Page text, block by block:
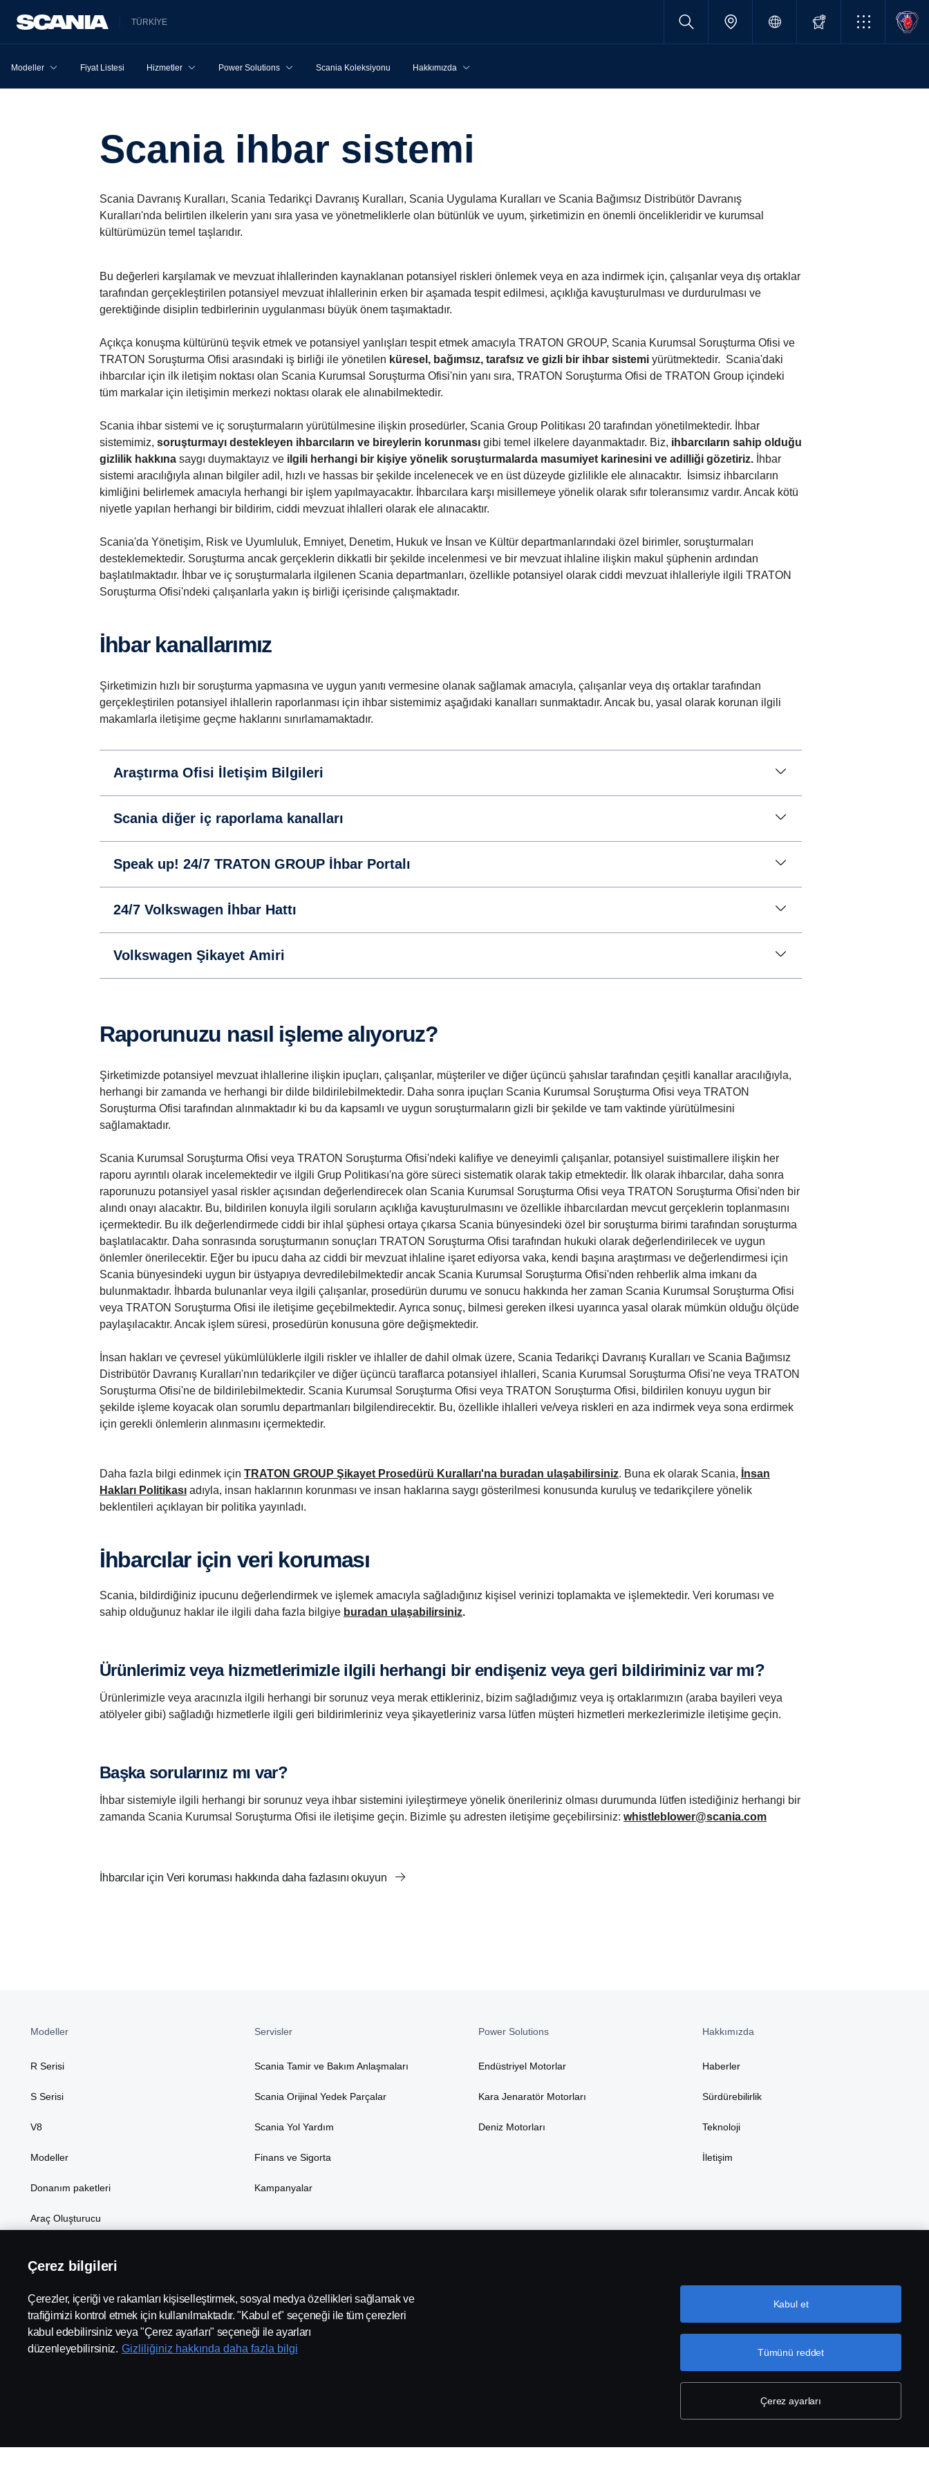
TÜRKİYE
Modeller Fiyat Listesi Hizmetler Power Solutions Scania Koleksiyonu Hakkımızda
Scania ihbar sistemi
Scania Davranış Kuralları, Scania Tedarikçi Davranış Kuralları, Scania Uygulama Kuralları ve Scania Bağımsız Distribütör Davranış
Kuralları'nda belirtilen ilkelerin yanı sıra yasa ve yönetmeliklerle olan bütünlük ve uyum, şirketimizin en önemli öncelikleridir ve kurumsal
kültürümüzün temel taşlarıdır.
Bu değerleri karşılamak ve mevzuat ihlallerinden kaynaklanan potansiyel riskleri önlemek veya en aza indirmek için, çalışanlar veya dış ortaklar
tarafından gerçekleştirilen potansiyel mevzuat ihlallerinin erken bir aşamada tespit edilmesi, açıklığa kavuşturulması ve durdurulması ve
gerektiğinde disiplin tedbirlerinin uygulanması büyük önem taşımaktadır.
Açıkça konuşma kültürünü teşvik etmek ve potansiyel yanlışları tespit etmek amacıyla TRATON GROUP, Scania Kurumsal Soruşturma Ofisi ve
TRATON Soruşturma Ofisi arasındaki iş birliği ile yönetilen küresel, bağımsız, tarafsız ve gizli bir ihbar sistemi yürütmektedir. Scania'daki
ihbarcılar için ilk iletişim noktası olan Scania Kurumsal Soruşturma Ofisi'nin yanı sıra, TRATON Soruşturma Ofisi de TRATON Group içindeki
tüm markalar için iletişimin merkezi noktası olarak ele alınabilmektedir.
Scania ihbar sistemi ve iç soruşturmaların yürütülmesine ilişkin prosedürler, Scania Group Politikası 20 tarafından yönetilmektedir. İhbar
sistemimiz, soruşturmayı destekleyen ihbarcıların ve bireylerin korunması gibi temel ilkelere dayanmaktadır. Biz, ihbarcıların sahip olduğu
gizlilik hakkına saygı duymaktayız ve ilgili herhangi bir kişiye yönelik soruşturmalarda masumiyet karinesini ve adilliği gözetiriz. İhbar
sistemi aracılığıyla alınan bilgiler adil, hızlı ve hassas bir şekilde incelenecek ve en üst düzeyde gizlilikle ele alınacaktır. İsimsiz ihbarcıların
kimliğini belirlemek amacıyla herhangi bir işlem yapılmayacaktır. İhbarcılara karşı misillemeye yönelik olarak sıfır toleransımız vardır. Ancak kötü
niyetle yapılan herhangi bir bildirim, ciddi mevzuat ihlalleri olarak ele alınacaktır.
Scania'da Yönetişim, Risk ve Uyumluluk, Emniyet, Denetim, Hukuk ve İnsan ve Kültür departmanlarındaki özel birimler, soruşturmaları
desteklemektedir. Soruşturma ancak gerçeklerin dikkatli bir şekilde incelenmesi ve bir mevzuat ihlaline ilişkin makul şüphenin ardından
başlatılmaktadır. İhbar ve iç soruşturmalarla ilgilenen Scania departmanları, özellikle potansiyel olarak ciddi mevzuat ihlalleriyle ilgili TRATON
Soruşturma Ofisi'ndeki çalışanlarla yakın iş birliği içerisinde çalışmaktadır.
İhbar kanallarımız
Şirketimizin hızlı bir soruşturma yapmasına ve uygun yanıtı vermesine olanak sağlamak amacıyla, çalışanlar veya dış ortaklar tarafından
gerçekleştirilen potansiyel ihlallerin raporlanması için ihbar sistemimiz aşağıdaki kanalları sunmaktadır. Ancak bu, yasal olarak korunan ilgili
makamlarla iletişime geçme haklarını sınırlamamaktadır.
Araştırma Ofisi İletişim Bilgileri
Scania diğer iç raporlama kanalları
Speak up! 24/7 TRATON GROUP İhbar Portalı
24/7 Volkswagen İhbar Hattı
Volkswagen Şikayet Amiri
Raporunuzu nasıl işleme alıyoruz?
Şirketimizde potansiyel mevzuat ihlallerine ilişkin ipuçları, çalışanlar, müşteriler ve diğer üçüncü şahıslar tarafından çeşitli kanallar aracılığıyla,
herhangi bir zamanda ve herhangi bir dilde bildirilebilmektedir. Daha sonra ipuçları Scania Kurumsal Soruşturma Ofisi veya TRATON
Soruşturma Ofisi tarafından alınmaktadır ki bu da kapsamlı ve uygun soruşturmaların gizli bir şekilde ve tam vaktinde yürütülmesini
sağlamaktadır.
Scania Kurumsal Soruşturma Ofisi veya TRATON Soruşturma Ofisi'ndeki kalifiye ve deneyimli çalışanlar, potansiyel suistimallere ilişkin her
raporu ayrıntılı olarak incelemektedir ve ilgili Grup Politikası'na göre süreci sistematik olarak takip etmektedir. İlk olarak ihbarcılar, daha sonra
raporunuzu potansiyel yasal riskler açısından değerlendirecek olan Scania Kurumsal Soruşturma Ofisi veya TRATON Soruşturma Ofisi'nden bir
alındı onayı alacaktır. Bu, bildirilen konuyla ilgili soruların açıklığa kavuşturulmasını ve özellikle ihbarcılardan mevcut gerçeklerin toplanmasını
içermektedir. Bu ilk değerlendirmede ciddi bir ihlal şüphesi ortaya çıkarsa Scania bünyesindeki özel bir soruşturma birimi tarafından soruşturma
başlatılacaktır. Daha sonrasında soruşturmanın sonuçları TRATON Soruşturma Ofisi tarafından hukuki olarak değerlendirilecek ve uygun
önlemler önerilecektir. Eğer bu ipucu daha az ciddi bir mevzuat ihlaline işaret ediyorsa vaka, kendi başına araştırması ve değerlendirmesi için
Scania bünyesindeki uygun bir üstyapıya devredilebilmektedir ancak Scania Kurumsal Soruşturma Ofisi'nden rehberlik alma imkanı da
bulunmaktadır. İhbarda bulunanlar veya ilgili çalışanlar, prosedürün durumu ve sonucu hakkında her zaman Scania Kurumsal Soruşturma Ofisi
veya TRATON Soruşturma Ofisi ile iletişime geçebilmektedir. Ayrıca sonuç, bilmesi gereken ilkesi uyarınca yasal olarak mümkün olduğu ölçüde
paylaşılacaktır. Ancak işlem süresi, prosedürün konusuna göre değişmektedir.
İnsan hakları ve çevresel yükümlülüklerle ilgili riskler ve ihlaller de dahil olmak üzere, Scania Tedarikçi Davranış Kuralları ve Scania Bağımsız
Distribütör Davranış Kuralları'nın tedarikçiler ve diğer üçüncü taraflarca potansiyel ihlalleri, Scania Kurumsal Soruşturma Ofisi'ne veya TRATON
Soruşturma Ofisi'ne de bildirilebilmektedir. Scania Kurumsal Soruşturma Ofisi veya TRATON Soruşturma Ofisi, bildirilen konuyu uygun bir
şekilde işleme koyacak olan sorumlu departmanları bilgilendirecektir. Bu, özellikle ihlalleri ve/veya riskleri en aza indirmek veya sona erdirmek
için gerekli önlemlerin alınmasını içermektedir.
Daha fazla bilgi edinmek için TRATON GROUP Şikayet Prosedürü Kuralları'na buradan ulaşabilirsiniz. Buna ek olarak Scania, İnsan
Hakları Politikası adıyla, insan haklarının korunması ve insan haklarına saygı gösterilmesi konusunda kuruluş ve tedarikçilere yönelik
beklentileri açıklayan bir politika yayınladı.
İhbarcılar için veri koruması
Scania, bildirdiğiniz ipucunu değerlendirmek ve işlemek amacıyla sağladığınız kişisel verinizi toplamakta ve işlemektedir. Veri koruması ve
sahip olduğunuz haklar ile ilgili daha fazla bilgiye buradan ulaşabilirsiniz.
Ürünlerimiz veya hizmetlerimizle ilgili herhangi bir endişeniz veya geri bildiriminiz var mı?
Ürünlerimizle veya aracınızla ilgili herhangi bir sorunuz veya merak ettikleriniz, bizim sağladığımız veya iş ortaklarımızın (araba bayileri veya
atölyeler gibi) sağladığı hizmetlerle ilgili geri bildirimleriniz veya şikayetleriniz varsa lütfen müşteri hizmetleri merkezlerimizle iletişime geçin.
Başka sorularınız mı var?
İhbar sistemiyle ilgili herhangi bir sorunuz veya ihbar sistemini iyileştirmeye yönelik önerileriniz olması durumunda lütfen istediğiniz herhangi bir
zamanda Scania Kurumsal Soruşturma Ofisi ile iletişime geçin. Bizimle şu adresten iletişime geçebilirsiniz: whistleblower@scania.com
İhbarcılar için Veri koruması hakkında daha fazlasını okuyun
Modeller
R Serisi
S Serisi
V8
Modeller
Donanım paketleri
Araç Oluşturucu
Servisler
Scania Tamir ve Bakım Anlaşmaları
Scania Orijinal Yedek Parçalar
Scania Yol Yardım
Finans ve Sigorta
Kampanyalar
Power Solutions
Endüstriyel Motorlar
Kara Jenaratör Motorları
Deniz Motorları
Hakkımızda
Haberler
Sürdürebilirlik
Teknoloji
İletişim
Çerez bilgileri
Çerezler, içeriği ve rakamları kişiselleştirmek, sosyal medya özellikleri sağlamak ve
trafiğimizi kontrol etmek için kullanılmaktadır. "Kabul et" seçeneği ile tüm çerezleri
kabul edebilirsiniz veya "Çerez ayarları" seçeneği ile ayarları
düzenleyebilirsiniz. Gizliliğiniz hakkında daha fazla bilgi
Çerez ayarları
Tümünü reddet
Kabul et